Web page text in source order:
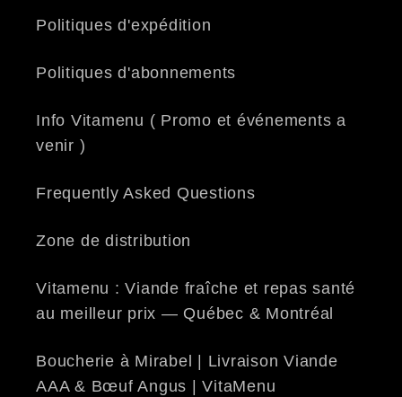
Politiques d'expédition
Politiques d'abonnements
Info Vitamenu ( Promo et événements a
venir )
Frequently Asked Questions
Zone de distribution
Vitamenu : Viande fraîche et repas santé
au meilleur prix — Québec & Montréal
Boucherie à Mirabel | Livraison Viande
AAA & Bœuf Angus | VitaMenu